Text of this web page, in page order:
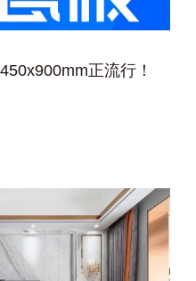
正流行！